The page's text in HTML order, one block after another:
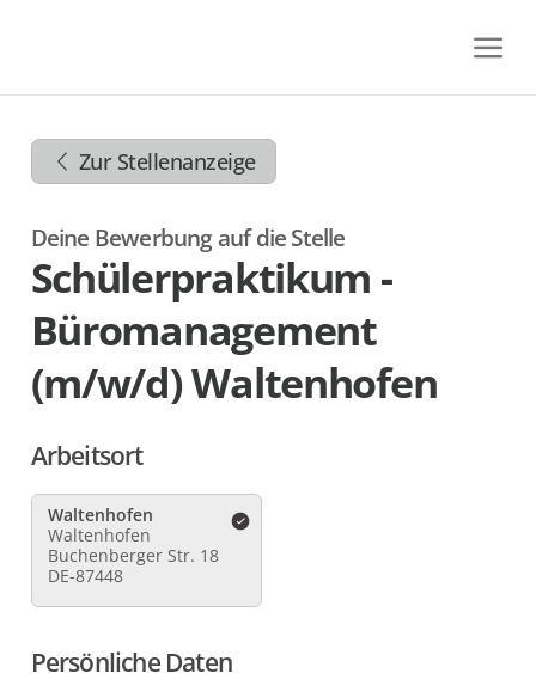
Zur
Navigation
springen
Zum
Footer
springen
Zur Stellenanzeige
Deine Bewerbung auf die Stelle
Schülerpraktikum -
Büromanagement
(m/w/d) Waltenhofen
Arbeitsort
Waltenhofen
Waltenhofen
Buchenberger Str. 18
DE-87448
Persönliche Daten